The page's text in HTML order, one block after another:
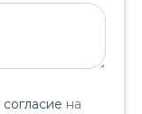
согласие на